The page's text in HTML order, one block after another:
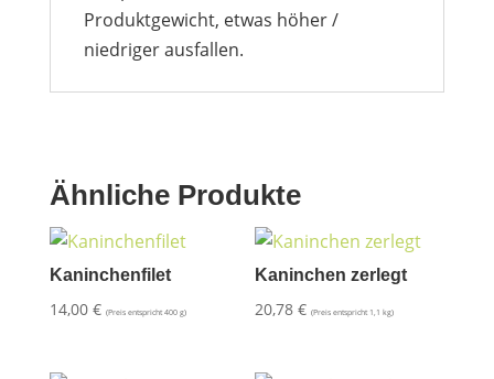
Produktgewicht, etwas höher /
niedriger ausfallen.
Ähnliche Produkte
Kaninchenfilet
14,00 € (Preis entspricht 400 g)
Kaninchen zerlegt
20,78€ (Preis entspricht 1,1 kg)